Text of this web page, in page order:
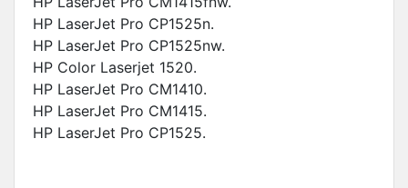
HP LaserJet Pro CP1525n.
HP LaserJet Pro CP1525nw.
HP Color Laserjet 1520.
HP LaserJet Pro CM1410.
HP LaserJet Pro CM1415.
HP LaserJet Pro CP1525.